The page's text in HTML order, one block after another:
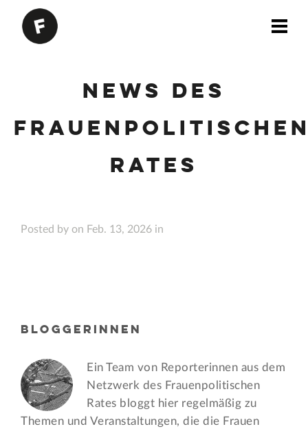
News des
Rates
Posted by on Feb. 13, 2026 in
BLOGGERINNEN
Ein Team von Reporterinnen aus dem
Netzwerk des Frauen­politischen
Rates bloggt hier regelmäßig zu
Themen und Veran­staltungen, die die Frauen